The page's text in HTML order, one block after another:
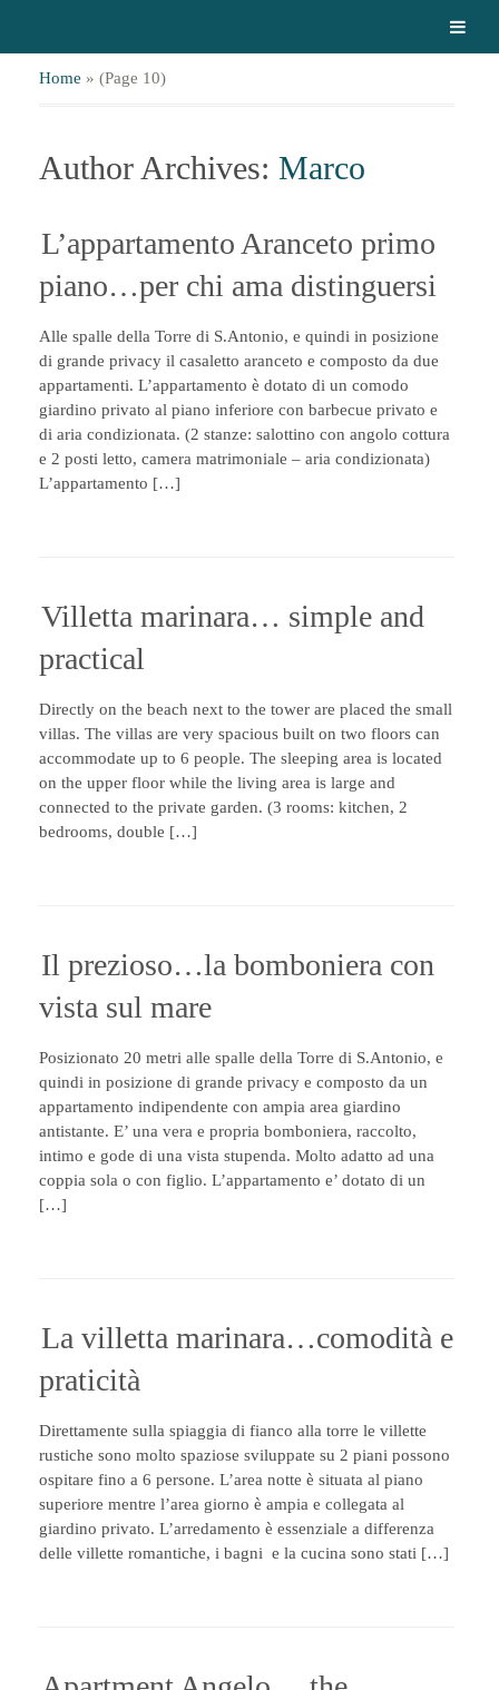
Home » (Page 10)
Author Archives: Marco
L’appartamento Aranceto primo
piano…per chi ama distinguersi
Alle spalle della Torre di S.Antonio, e quindi in posizione
di grande privacy il casaletto aranceto e composto da due
appartamenti. L’appartamento è dotato di un comodo
giardino privato al piano inferiore con barbecue privato e
di aria condizionata. (2 stanze: salottino con angolo cottura
e 2 posti letto, camera matrimoniale – aria condizionata)
L’appartamento […]
Villetta marinara… simple and
practical
Directly on the beach next to the tower are placed the small
villas. The villas are very spacious built on two floors can
accommodate up to 6 people. The sleeping area is located
on the upper floor while the living area is large and
connected to the private garden. (3 rooms: kitchen, 2
bedrooms, double […]
Il prezioso…la bomboniera con
vista sul mare
Posizionato 20 metri alle spalle della Torre di S.Antonio, e
quindi in posizione di grande privacy e composto da un
appartamento indipendente con ampia area giardino
antistante. E’ una vera e propria bomboniera, raccolto,
intimo e gode di una vista stupenda. Molto adatto ad una
coppia sola o con figlio. L’appartamento e’ dotato di un
[…]
La villetta marinara…comodità e
praticità
Direttamente sulla spiaggia di fianco alla torre le villette
rustiche sono molto spaziose sviluppate su 2 piani possono
ospitare fino a 6 persone. L’area notte è situata al piano
superiore mentre l’area giorno è ampia e collegata al
giardino privato. L’arredamento è essenziale a differenza
delle villette romantiche, i bagni e la cucina sono stati […]